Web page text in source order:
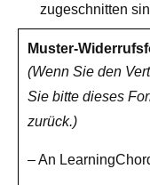
zugeschnitten
Muster-
(Wenn Sie den
Sie bitte dieses
zurück.)
– An